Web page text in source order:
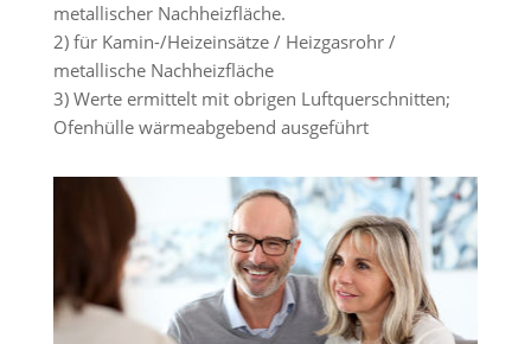
metallischer Nachheizfläche.
2) für Kamin-/Heizeinsätze / Heizgasrohr /
metallische Nachheizfläche
3) Werte ermittelt mit obrigen Luftquerschnitten;
Ofenhülle wärmeabgebend ausgeführt